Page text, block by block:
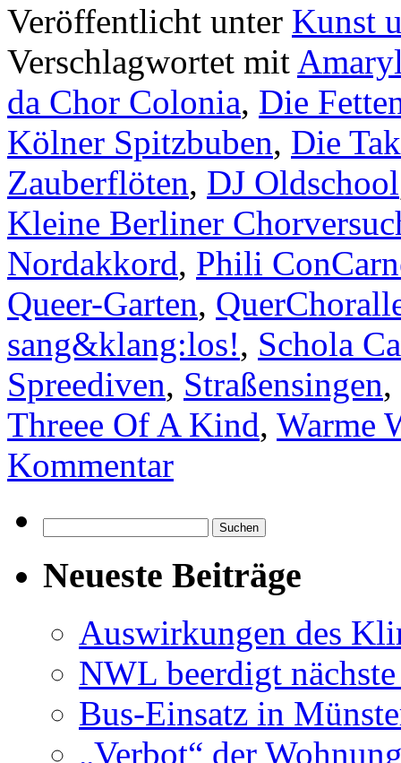
Veröffentlicht unter Kunst
Verschlagwortet mit
da Chor Colonia, Die
Kölner Spitzbuben, Die
Zauberflöten, DJ Oldschool
Kleine Berliner
Nordakkord, Phili
Queer-Garten,
sang&klang:los!, Schola
Spreediven, Straßensingen,
Threee Of A Kind, Warme
Kommentar
nach:
Neueste Beiträge
Auswirkungen des
NWL beerdigt
Bus-Einsatz in
„Verbot“ der